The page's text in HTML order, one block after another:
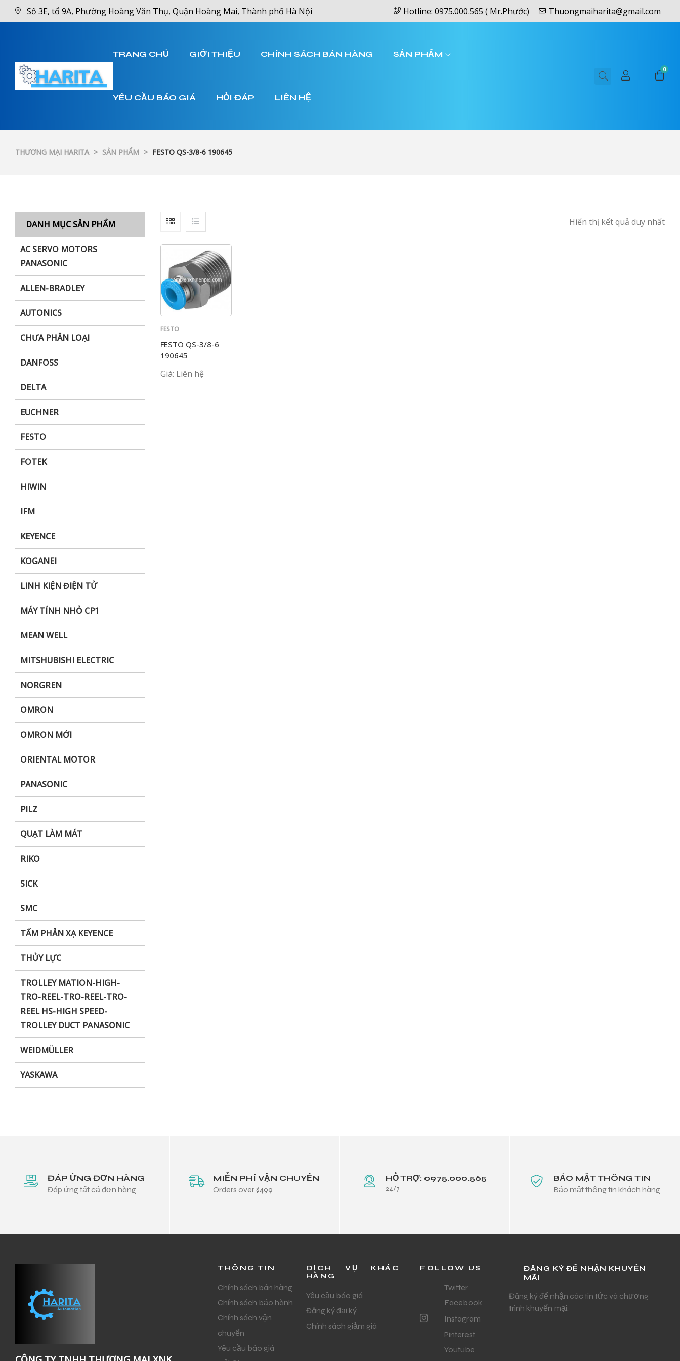
Số 3E, tổ 9A, Phường Hoàng Văn Thụ, Quận Hoàng Mai, Thành phố Hà Nội Hotline: 0975.000.565 ( Mr.Phước) Thuongmaiharita@gmail.com
TRANG CHỦ GIỚI THIỆU CHÍNH SÁCH BÁN HÀNG SẢN PHẨM
YÊU CẦU BÁO GIÁ HỎI ĐÁP LIÊN HỆ
0
THƯƠNG MẠI HARITA > SẢN PHẨM > FESTO QS-3/8-6 190645
DANH MỤC SẢN PHẨM
AC SERVO MOTORS
PANASONIC
ALLEN-BRADLEY
AUTONICS
CHƯA PHÂN LOẠI
DANFOSS
DELTA
EUCHNER
FESTO
FOTEK
HIWIN
IFM
KEYENCE
KOGANEI
LINH KIỆN ĐIỆN TỬ
MÁY TÍNH NHỎ CP1
MEAN WELL
MITSHUBISHI ELECTRIC
NORGREN
OMRON
OMRON MỚI
ORIENTAL MOTOR
PANASONIC
PILZ
QUẠT LÀM MÁT
RIKO
SICK
SMC
TẤM PHẢN XẠ KEYENCE
THỦY LỰC
TROLLEY MATION-HIGH-
TRO-REEL-TRO-REEL-TRO-
REEL HS-HIGH SPEED-
TROLLEY DUCT PANASONIC
WEIDMÜLLER
YASKAWA
Hiển thị kết quả duy nhất
FESTO
FESTO QS-3/8-6
190645
Giá: Liên hệ
ĐÁP ỨNG ĐƠN HÀNG
Đáp ứng tất cả đơn hàng
MIỄN PHÍ VẬN CHUYỂN
Orders over $499
HỖ TRỢ: 0975.000.565
24/7
BẢO MẬT THÔNG TIN
Bảo mật thông tin khách hàng
THÔNG TIN
Chính sách bán hàng
Chính sách bảo hành
Chính sách vận
chuyển
Yêu cầu báo giá
DỊCH VỤ KHÁC
HÀNG
Yêu cầu báo giá
Đăng ký đại ký
Chính sách giảm giá
FOLLOW US
Twitter
Facebook
Instagram
Pinterest
Youtube
ĐĂNG KÝ ĐỂ NHẬN KHUYẾN
MÃI
Đăng ký để nhận các tin tức và chương
trình khuyến mại.
XNK